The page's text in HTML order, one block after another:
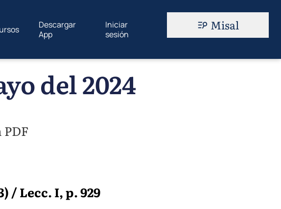
Descargar
App
Iniciar
sesión
Misal
del 2024
/ Lecc. I, p. 929